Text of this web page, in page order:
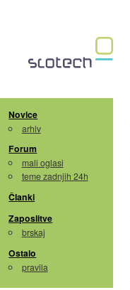
Novice
arhiv
Forum
mali oglasi
teme zadnjih 24h
Članki
Zaposlitve
brskaj
Ostalo
pravila